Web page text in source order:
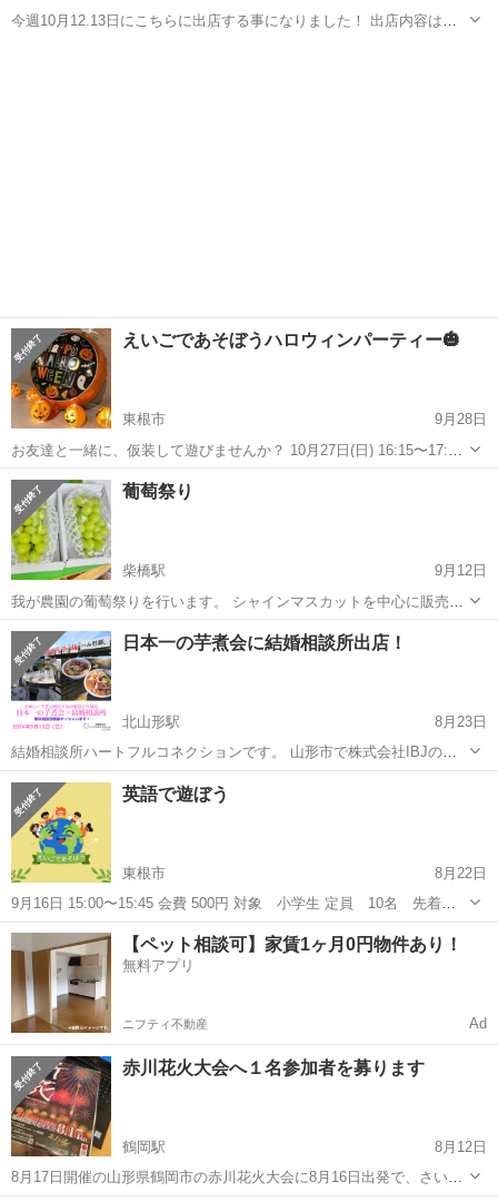
今週10月12.13日にこちらに出店する事になりました！ 出店内容はメ
えいごであそぼうハロウィンパーティー🎃
東根市
9月28日
お友達と一緒に、仮装して遊びませんか？ 10月27日(日) 16:15〜17:15
場所 まなびあテラス講座室Ａ 定員 10名 要予約 残わずかです 会費
500円 対象 小学生 幼児 ...
山形 東根市 地域/お祭り
葡萄祭り
柴橋駅
9月12日
我が農園の葡萄祭りを行います。 シャインマスカットを中心に販売会
をします。 葡萄すくい等を準備してます。 園主一人で対応になりま
す。 小さい販売会です。 時間に余裕ある方はどうぞ！
山形 寒河江市 柴橋駅 地域/お祭り すくい
日本一の芋煮会に結婚相談所出店！
北山形駅
8月23日
結婚相談所ハートフルコネクションです。 山形市で株式会社IBJの正
規加盟店として御縁繋ぎを行っております。 このたび、山形市秋の大
型イベントである、日本一の芋煮会に出店します。結婚相談所のサー
ビスってどんなことしてくれる...
山形 山形市 北山形駅
英語で遊ぼう
東根市
8月22日
9月16日 15:00〜15:45 会費 500円 対象 小学生 定員 10名 先着順
場所 東根温泉町 ご予約はこちらへお願いします。 簡単な英単語を使
い みんなで楽しく遊びます...
山形 東根市 地域/お祭り 対象
【ペット相談可】家賃1ヶ月0円物件あり！
無料アプリ
ニフティ不動産 Ad
赤川花火大会へ１名参加者を募ります
鶴岡駅
8月12日
8月17日開催の山形県鶴岡市の赤川花火大会に8月16日出発で、さいた